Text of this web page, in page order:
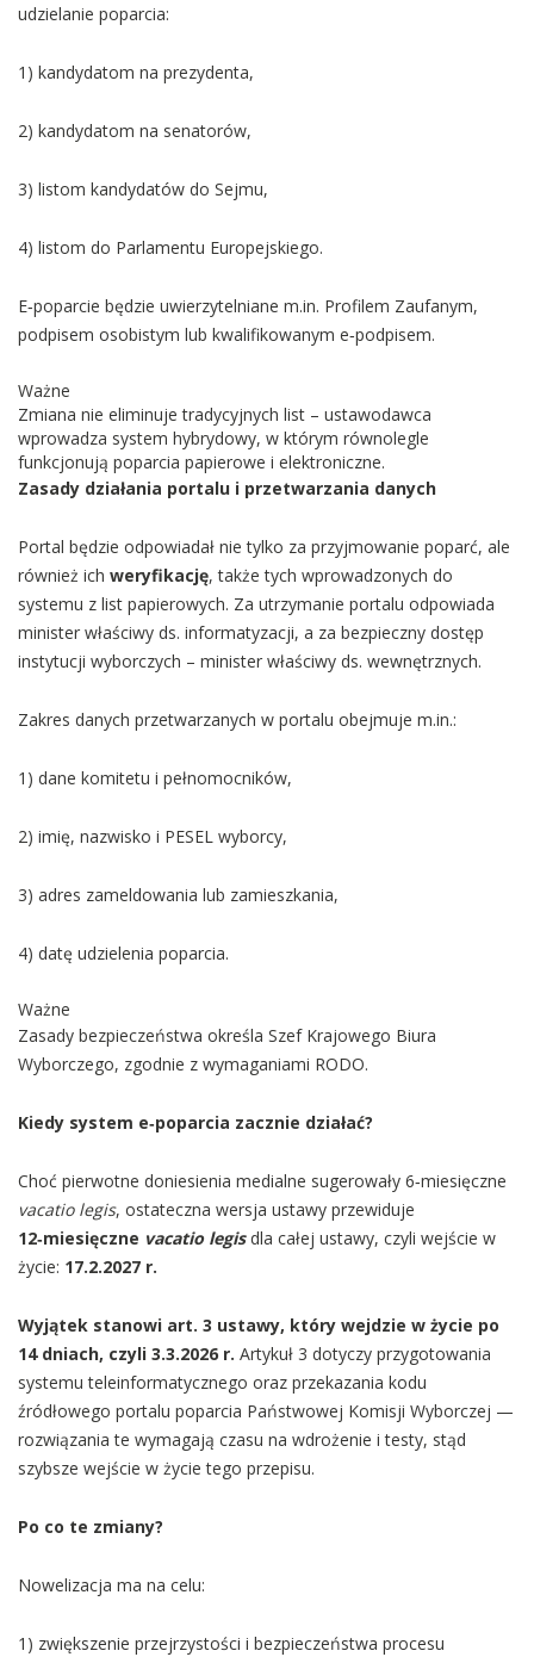
udzielanie poparcia:
1) kandydatom na prezydenta,
2) kandydatom na senatorów,
3) listom kandydatów do Sejmu,
4) listom do Parlamentu Europejskiego.
E‑poparcie będzie uwierzytelniane m.in. Profilem Zaufanym,
podpisem osobistym lub kwalifikowanym e‑podpisem.
Ważne
Zmiana nie eliminuje tradycyjnych list – ustawodawca
wprowadza system hybrydowy, w którym równolegle
funkcjonują poparcia papierowe i elektroniczne.
Zasady działania portalu i przetwarzania danych
Portal będzie odpowiadał nie tylko za przyjmowanie poparć, ale
również ich weryfikację, także tych wprowadzonych do
systemu z list papierowych. Za utrzymanie portalu odpowiada
minister właściwy ds. informatyzacji, a za bezpieczny dostęp
instytucji wyborczych – minister właściwy ds. wewnętrznych.
Zakres danych przetwarzanych w portalu obejmuje m.in.:
1) dane komitetu i pełnomocników,
2) imię, nazwisko i PESEL wyborcy,
3) adres zameldowania lub zamieszkania,
4) datę udzielenia poparcia.
Ważne
Zasady bezpieczeństwa określa Szef Krajowego Biura
Wyborczego, zgodnie z wymaganiami RODO.
Kiedy system e‑poparcia zacznie działać?
Choć pierwotne doniesienia medialne sugerowały 6‑miesięczne
vacatio legis, ostateczna wersja ustawy przewiduje
12‑miesięczne vacatio legis dla całej ustawy, czyli wejście w
życie: 17.2.2027 r.
Wyjątek stanowi art. 3 ustawy, który wejdzie w życie po
14 dniach, czyli 3.3.2026 r. Artykuł 3 dotyczy przygotowania
systemu teleinformatycznego oraz przekazania kodu
źródłowego portalu poparcia Państwowej Komisji Wyborczej —
rozwiązania te wymagają czasu na wdrożenie i testy, stąd
szybsze wejście w życie tego przepisu.
Po co te zmiany?
Nowelizacja ma na celu:
1) zwiększenie przejrzystości i bezpieczeństwa procesu